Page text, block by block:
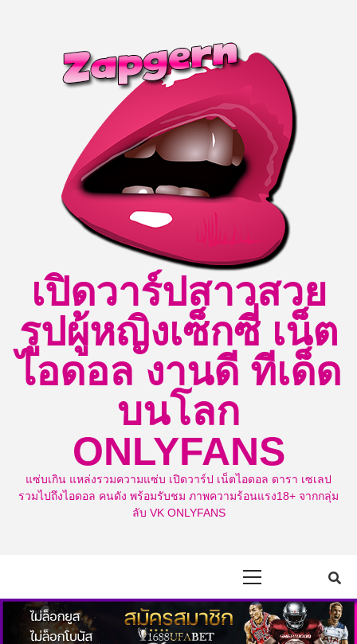
เปิดวาร์ปสาวสวย
รูปผู้หญิงเซ็กซี่ เน็ต
ไอดอล งานดี ทีเด็ด
บนโลก
ONLYFANS
แซ่บเกิน แหล่งรวมความแซ่บ เปิดวาร์ป เน็ตไอดอล ดารา เซเลป
รวมไปถึงไอดอล คนดัง พร้อมรับชม ภาพความร้อนแรง18+ จากกลุ่ม
ลับ VK ONLYFANS